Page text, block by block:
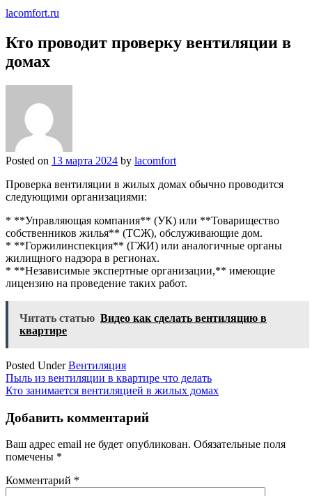
lacomfort.ru
Кто проводит проверку вентиляции в
домах
Posted on 13 марта 2024 by lacomfort
Проверка вентиляции в жилых домах обычно проводится
следующими организациями:
* **Управляющая компания** (УК) или **Товарищество
собственников жилья** (ТСЖ), обслуживающие дом.
* **Горжилинспекция** (ГЖИ) или аналогичные органы
жилищного надзора в регионах.
* **Независимые экспертные организации,** имеющие
лицензию на проведение таких работ.
Читать статью Видео как сделать вентиляцию в
квартире
Posted UnderВентиляция
Навигация
по
записям
Пыль из вентиляции в квартире что делать
Кто занимается вентиляцией в жилых домах
Добавить комментарий
Ваш адрес email не будет опубликован. Обязательные поля
помечены *
Комментарий *